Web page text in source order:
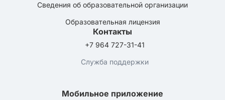
Сведения об образовательной организации
Образовательная лицензия
Контакты
+7 964 727-31-41
Служба поддержки
Мобильное приложение